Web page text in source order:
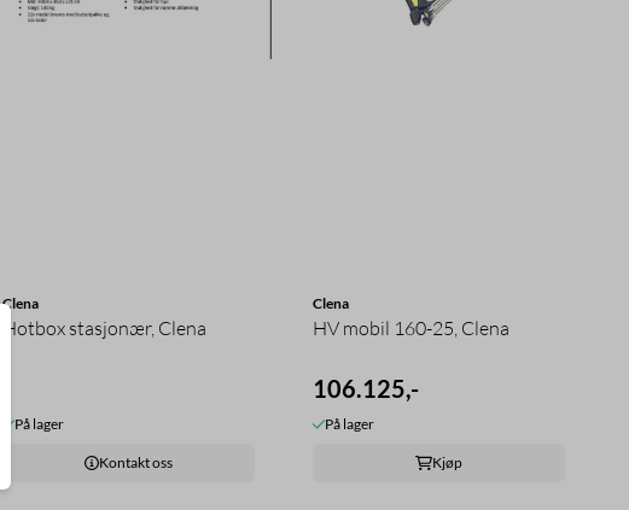
Clena
Hotbox stasjonær, Clena
På lager
Kontakt oss
Clena
HV mobil 160-25, Clena
106.125,-
På lager
Kjøp